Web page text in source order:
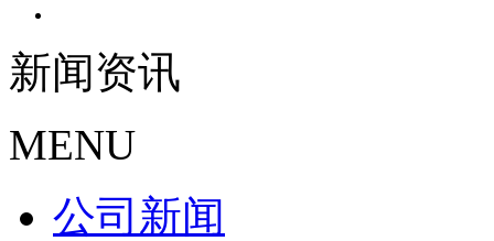
新闻资讯
MENU
公司新闻